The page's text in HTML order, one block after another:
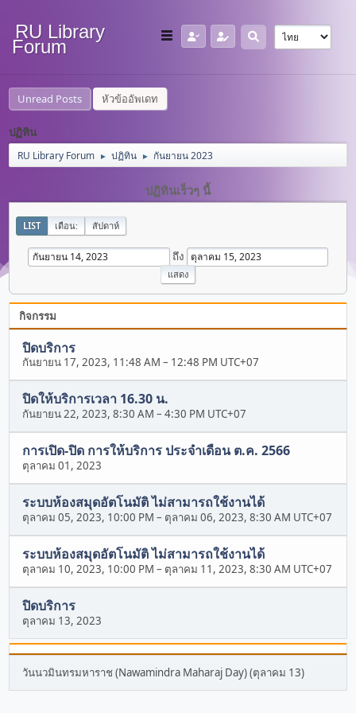
RU Library
Forum
Unread Posts หัวข้ออัพเดท
ปฏิทิน
RU Library Forum ► ปฏิทิน ► กันยายน 2023
ปฏิทินเร็วๆ นี้
LIST เดือน: สัปดาห์
ถึง
กิจกรรม
ปิดบริการ
กันยายน 17, 2023, 11:48 AM – 12:48 PM UTC+07
ปิดให้บริการเวลา 16.30 น.
กันยายน 22, 2023, 8:30 AM –4:30 PM UTC+07
การเปิด-ปิด การให้บริการ ประจำเดือน ต.ค. 2566
ตุลาคม 01, 2023
ระบบห้องสมุดอัตโนมัติ ไม่สามารถใช้งานได้
ตุลาคม 05, 2023, 10:00 PM – ตุลาคม 06, 2023, 8:30 AM UTC+07
ระบบห้องสมุดอัตโนมัติ ไม่สามารถใช้งานได้
ตุลาคม 10, 2023, 10:00 PM – ตุลาคม 11, 2023, 8:30 AM UTC+07
ปิดบริการ
ตุลาคม 13, 2023
วันนวมินทรมหาราช (Nawamindra Maharaj Day) (ตุลาคม 13)